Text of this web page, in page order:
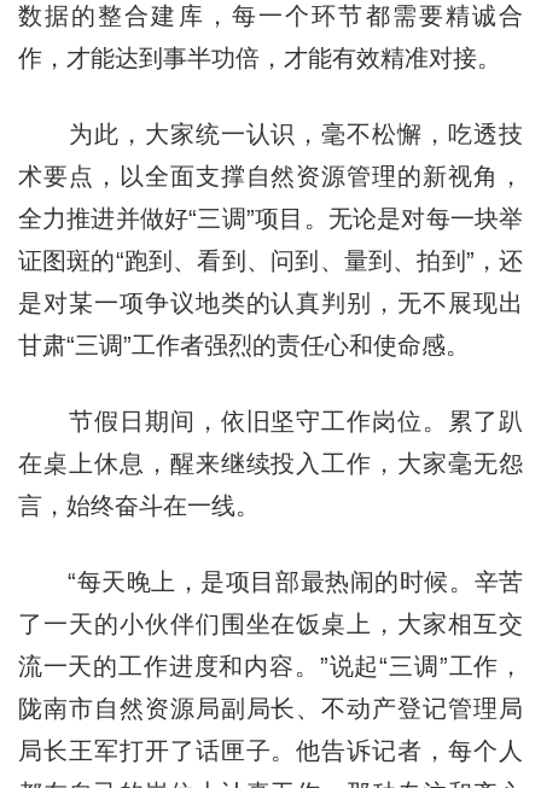
数据的整合建库，每一个环节都需要精诚合
作，才能达到事半功倍，才能有效精准对接。
为此，大家统一认识，毫不松懈，吃透技
术要点，以全面支撑自然资源管理的新视角，
全力推进并做好“三调”项目。无论是对每一块举
证图斑的“跑到、看到、问到、量到、拍到”，还
是对某一项争议地类的认真判别，无不展现出
甘肃“三调”工作者强烈的责任心和使命感。
节假日期间，依旧坚守工作岗位。累了趴
在桌上休息，醒来继续投入工作，大家毫无怨
言，始终奋斗在一线。
“每天晚上，是项目部最热闹的时候。辛苦
了一天的小伙伴们围坐在饭桌上，大家相互交
流一天的工作进度和内容。”说起“三调”工作，
陇南市自然资源局副局长、不动产登记管理局
局长王军打开了话匣子。他告诉记者，每个人